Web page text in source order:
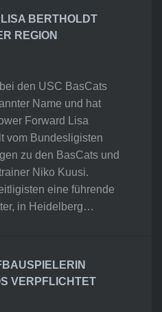
BERTHOLDT
REGION
den USC BasCats
Name und hat
Forward Lisa
vom Bundesligisten
zu den BasCats und
Niko Kuusi.
eine führende
in Heidelberg…
VERPFLICHTET